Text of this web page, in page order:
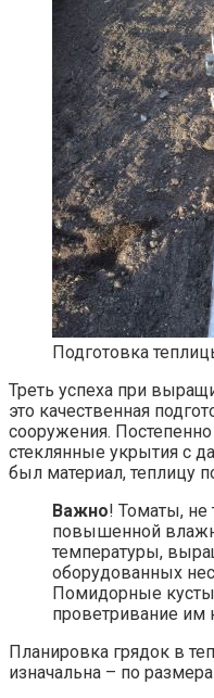
Подготовка
Треть успеха при
это качественная
сооружения.
стеклянные укрытия с
был материал, теплицу
Важно! Томаты, не
повышенной
температуры,
оборудованных
Помидорные кусты
проветривание им
Планировка грядок в
изначальна – по